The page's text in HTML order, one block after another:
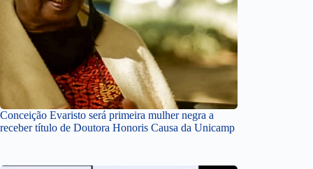
Conceição Evaristo será primeira mulher negra a
receber título de Doutora Honoris Causa da Unicamp